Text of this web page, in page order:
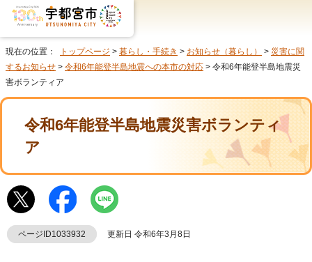
現在の位置： トップページ > 暮らし・手続き > お知らせ（暮らし） > 災害に関
するお知らせ > 令和6年能登半島地震への本市の対応 > 令和6年能登半島地震災
害ボランティア
令和6年能登半島地震災害ボランティ
ア
ページID1033932 更新日 令和6年3月8日